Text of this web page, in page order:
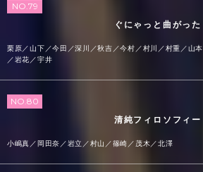
NO.79
ぐにゃっと曲がった
栗原／山下／今田／深川／秋吉／今村／村川／村重／山
／岩花／宇井
NO.80
清純フィロソフィー
小嶋真／岡田奈／岩立／村山／篠崎／茂木／北澤